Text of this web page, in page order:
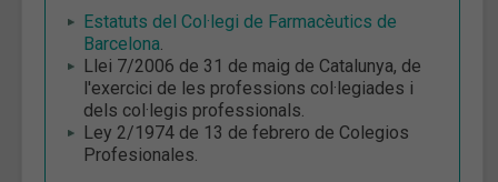
Estatuts del Col·legi de Farmacèutics de
Barcelona.
Llei 7/2006 de 31 de maig de Catalunya, de
l'exercici de les professions col·legiades i
dels col·legis professionals.
Ley 2/1974 de 13 de febrero de Colegios
Profesionales.